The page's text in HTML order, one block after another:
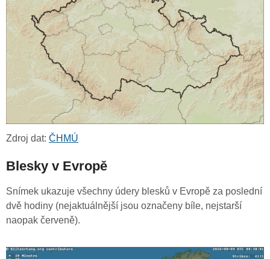
Zdroj dat: ČHMÚ
Blesky v Evropě
Snímek ukazuje všechny údery blesků v Evropě za poslední
dvě hodiny (nejaktuálnější jsou označeny bíle, nejstarší
naopak červeně).